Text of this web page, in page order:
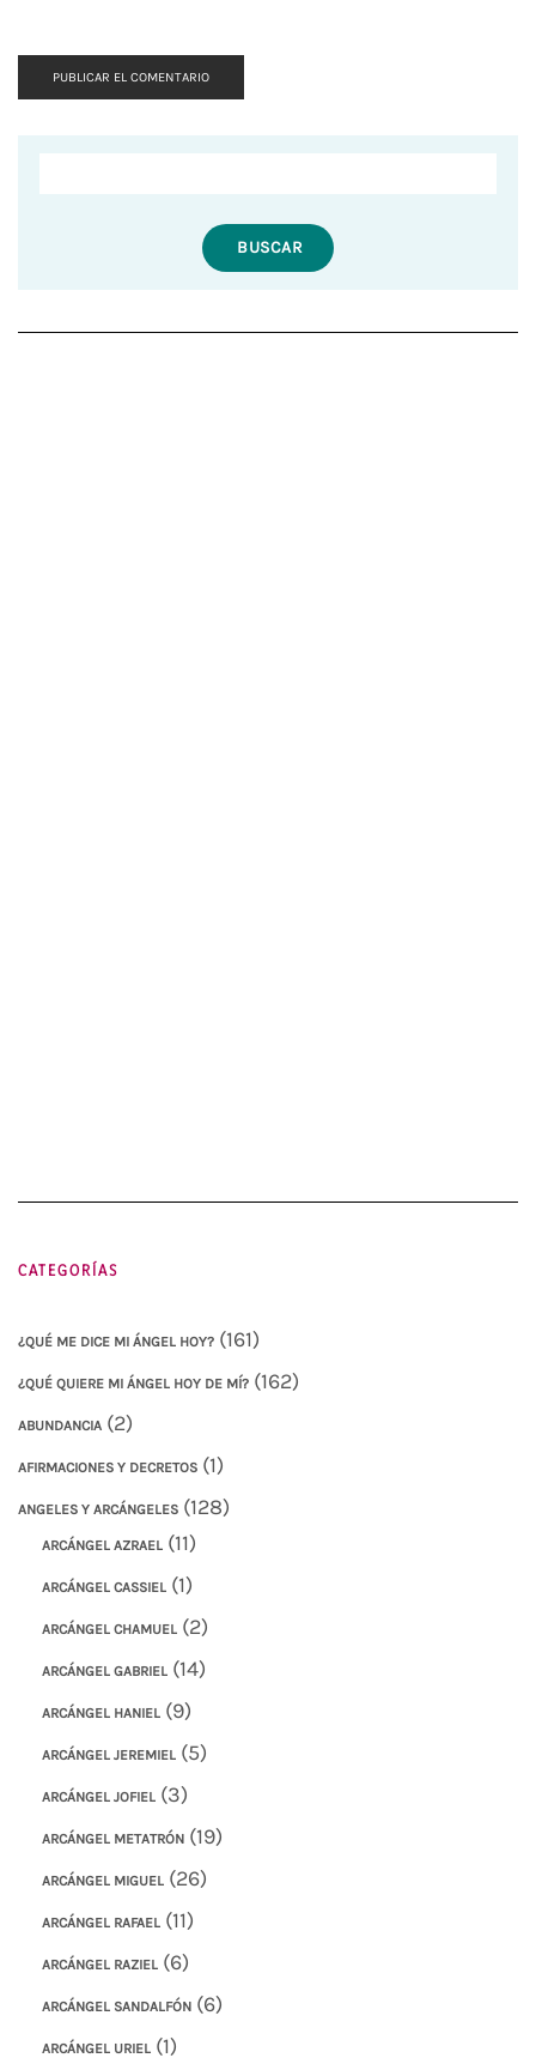
CATEGORÍAS
¿QUÉ ME DICE MI ÁNGEL HOY? (161)
¿QUÉ QUIERE MI ÁNGEL HOY DE MÍ? (162)
ABUNDANCIA (2)
AFIRMACIONES Y DECRETOS (1)
ANGELES Y ARCÁNGELES (128)
ARCÁNGEL AZRAEL (11)
ARCÁNGEL CASSIEL (1)
ARCÁNGEL CHAMUEL (2)
ARCÁNGEL GABRIEL (14)
ARCÁNGEL HANIEL (9)
ARCÁNGEL JEREMIEL (5)
ARCÁNGEL JOFIEL (3)
ARCÁNGEL METATRÓN (19)
ARCÁNGEL MIGUEL (26)
ARCÁNGEL RAFAEL (11)
ARCÁNGEL RAZIEL (6)
ARCÁNGEL SANDALFÓN (6)
ARCÁNGEL URIEL (1)